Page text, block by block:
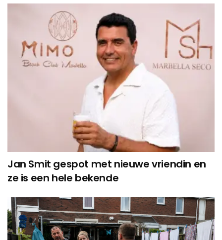
Jan Smit gespot met nieuwe vriendin en
ze is een hele bekende